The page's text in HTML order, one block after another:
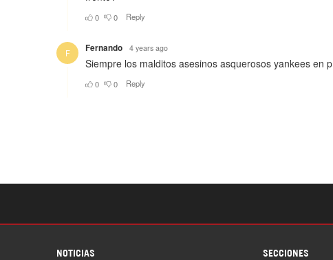
NOTICIAS SECCIONES